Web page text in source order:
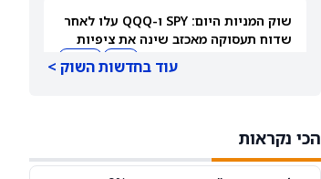
שוק המניות היום: SPY ו-QQQ עלו לאחר
שדוח תעסוקה מאכזב שינה את ציפיות
עוד בחדשות השוק >
הכי נקראות